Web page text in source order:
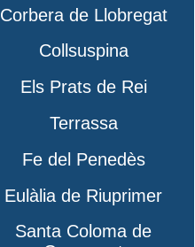
Corbera de Llobregat
Collsuspina
Els Prats de Rei
Terrassa
Fe del Penedès
Eulàlia de Riuprimer
Santa Coloma de